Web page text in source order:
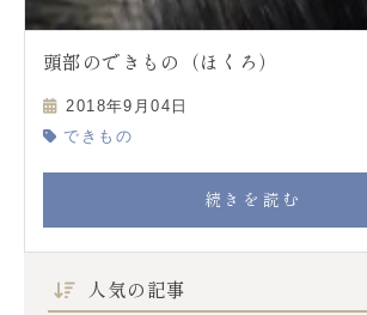
頭部のできもの（ほくろ）
2018年9月04日
できもの
続きを読む
人気の記事